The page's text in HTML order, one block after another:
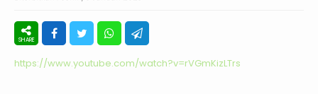
https://www.youtube.com/watch?v=rVGmKizLTrs